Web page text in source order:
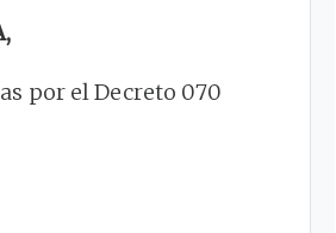
por el Decreto 070